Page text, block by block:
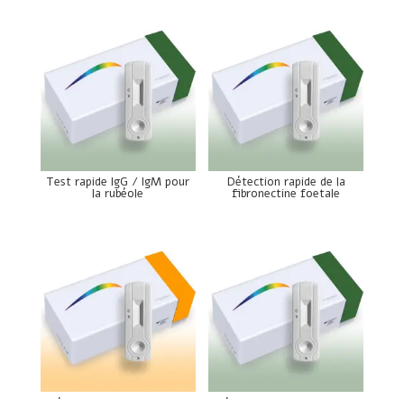
Test rapide IgG / IgM pour
la rubéole
Détection rapide de la
fibronectine foetale